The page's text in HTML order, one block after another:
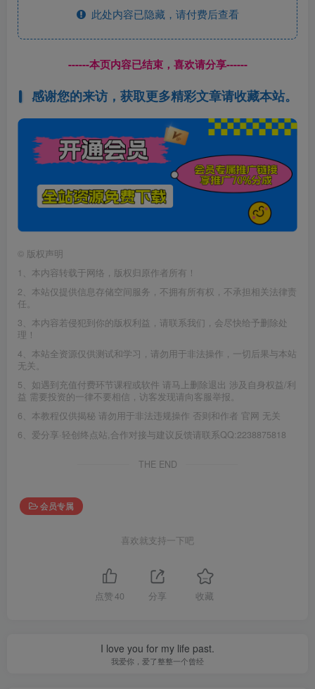
此处内容已隐藏，请付费后查看
------本页内容已结束，喜欢请分享------
感谢您的来访，获取更多精彩文章请收藏本站。
© 版权声明
1、本内容转载于网络，版权归原作者所有！
2、本站仅提供信息存储空间服务，不拥有所有权，不承担相关法律责
任。
3、本内容若侵犯到你的版权利益，请联系我们，会尽快给予删除处
理！
4、本站全资源仅供测试和学习，请勿用于非法操作，一切后果与本站
无关。
5、如遇到充值付费环节课程或软件 请马上删除退出 涉及自身权益/利
益 需要投资的一律不要相信，访客发现请向客服举报。
6、本教程仅供揭秘 请勿用于非法违规操作 否则和作者 官网 无关
6、爱分享·轻创终点站,合作对接与建议反馈请联系QQ:2238875818
THE END
会员专属
喜欢就支持一下吧
点赞 40 分享 收藏
I love you for my life past.
我爱你，爱了整整一个曾经